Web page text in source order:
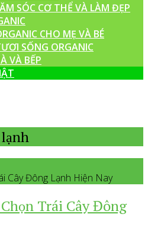
SÓC CƠ THỂ VÀ LÀM ĐẸP
CHO MẸ VÀ BÉ
SỐNG ORGANIC
VÀ BẾP
Cây Đông Lạnh Hiện Nay
Trái Cây Đông